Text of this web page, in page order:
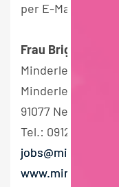
per E-Mail) an:
Frau Brigitte
Minderleinsmühle
Minderleinsmühle 1
91077
Tel.: 09126 296-247